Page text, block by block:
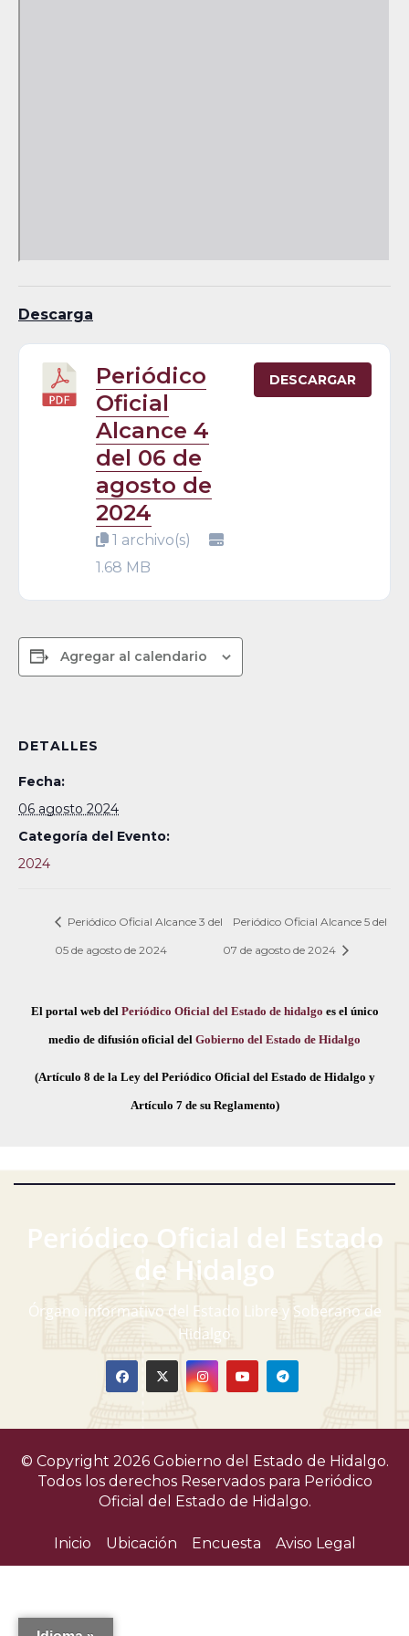
Descarga
Periódico
Oficial
Alcance 4
del 06 de
agosto de
2024
1 archivo(s)
1.68 MB
DESCARGAR
Agregar al calendario
DETALLES
Fecha:
06 agosto 2024
Categoría del Evento:
2024
Periódico Oficial Alcance 3 del
05 de agosto de 2024
Periódico Oficial Alcance 5 del
07 de agosto de 2024
El portal web del Periódico Oficial del Estado de hidalgo es el único
medio de difusión oficial del Gobierno del Estado de Hidalgo
(Artículo 8 de la Ley del Periódico Oficial del Estado de Hidalgo y
Artículo 7 de su Reglamento)
Periódico Oficial del Estado
de Hidalgo
Órgano informativo del Estado Libre y Soberano de
Hidalgo
© Copyright 2026 Gobierno del Estado de Hidalgo.
Todos los derechos Reservados para Periódico
Oficial del Estado de Hidalgo.
Inicio Ubicación Encuesta Aviso Legal